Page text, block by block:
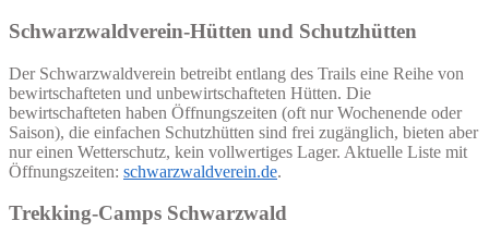
Schwarzwaldverein-Hütten und Schutzhütten
Der Schwarzwaldverein betreibt entlang des Trails eine Reihe von
bewirtschafteten und unbewirtschafteten Hütten. Die
bewirtschafteten haben Öffnungszeiten (oft nur Wochenende oder
Saison), die einfachen Schutzhütten sind frei zugänglich, bieten aber
nur einen Wetterschutz, kein vollwertiges Lager. Aktuelle Liste mit
Öffnungszeiten: schwarzwaldverein.de.
Trekking-Camps Schwarzwald